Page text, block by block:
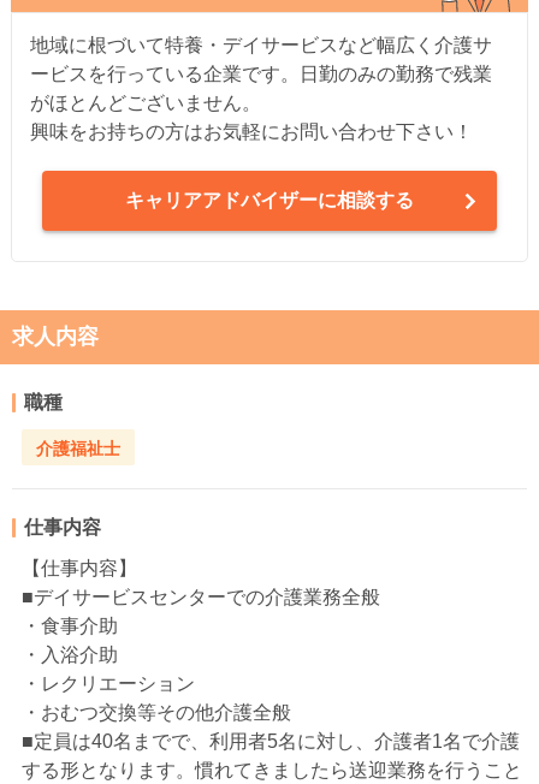
地域に根づいて特養・デイサービスなど幅広く介護サ
ービスを行っている企業です。日勤のみの勤務で残業
がほとんどございません。
興味をお持ちの方はお気軽にお問い合わせ下さい！
キャリアアドバイザーに相談する
求人内容
職種
介護福祉士
仕事内容
【仕事内容】
■デイサービスセンターでの介護業務全般
・食事介助
・入浴介助
・レクリエーション
・おむつ交換等その他介護全般
■定員は40名までで、利用者5名に対し、介護者1名で介護
する形となります。慣れてきましたら送迎業務を行うこと